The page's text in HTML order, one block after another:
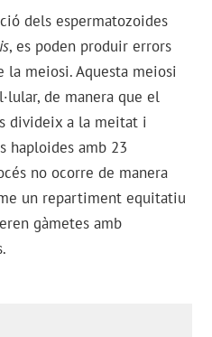
dels espermatozoides
, es poden produir errors
la meiosi. Aquesta meiosi
de manera que el
divideix a la meitat i
haploides amb 23
no ocorre de manera
un repartiment equitatiu
gàmetes amb